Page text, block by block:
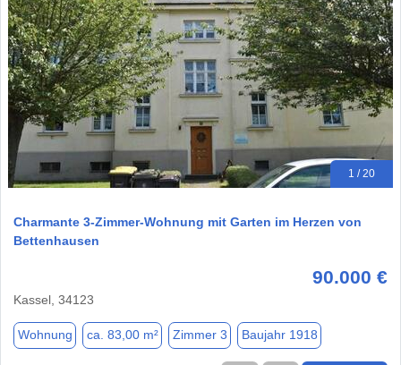
1 / 20
Charmante 3-Zimmer-Wohnung mit Garten im Herzen von
Bettenhausen
90.000 €
Kassel, 34123
Wohnung ca. 83,00 m² Zimmer 3 Baujahr 1918